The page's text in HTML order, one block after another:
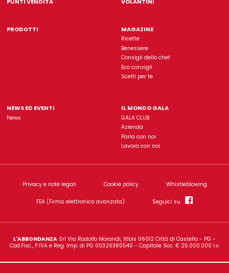
Gala è un'insegna di proprietà dell'azienda
Rimani sempre